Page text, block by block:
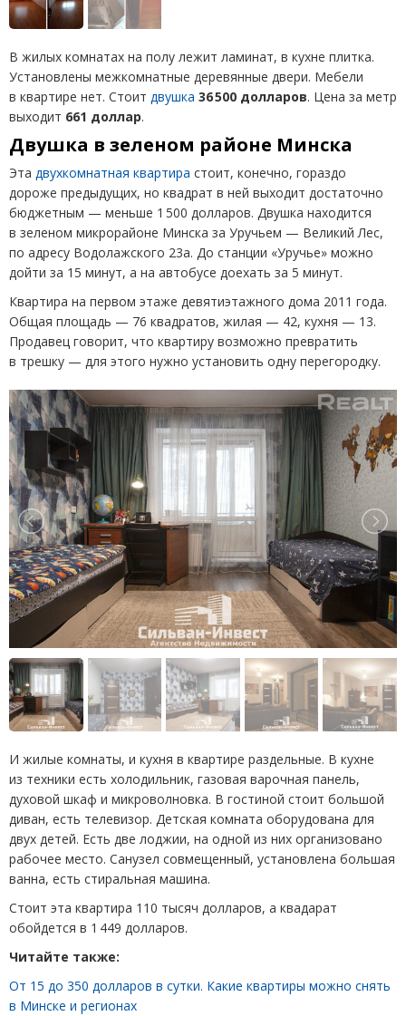
В жилых комнатах на полу лежит ламинат, в кухне плитка.
Установлены межкомнатные деревянные двери. Мебели
в квартире нет. Стоит двушка 36 500 долларов. Цена за метр
выходит 661 доллар.
Двушка в зеленом районе Минска
Эта двухкомнатная квартира стоит, конечно, гораздо
дороже предыдущих, но квадрат в ней выходит достаточно
бюджетным — меньше 1 500 долларов. Двушка находится
в зеленом микрорайоне Минска за Уручьем — Великий Лес,
по адресу Водолажского 23а. До станции «Уручье» можно
дойти за 15 минут, а на автобусе доехать за 5 минут.
Квартира на первом этаже девятиэтажного дома 2011 года.
Общая площадь — 76 квадратов, жилая — 42, кухня — 13.
Продавец говорит, что квартиру возможно превратить
в трешку — для этого нужно установить одну перегородку.
И жилые комнаты, и кухня в квартире раздельные. В кухне
из техники есть холодильник, газовая варочная панель,
духовой шкаф и микроволновка. В гостиной стоит большой
диван, есть телевизор. Детская комната оборудована для
двух детей. Есть две лоджии, на одной из них организовано
рабочее место. Санузел совмещенный, установлена большая
ванна, есть стиральная машина.
Стоит эта квартира 110 тысяч долларов, а квадарат
обойдется в 1 449 долларов.
Читайте также:
От 15 до 350 долларов в сутки. Какие квартиры можно снять
в Минске и регионах